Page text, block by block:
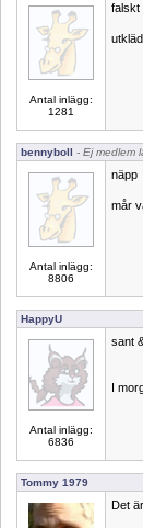
Antal inlägg:
1281
falskt
bennyboll - Ej medlem
Antal inlägg:
8806
näpp
mår
HappyU
Antal inlägg:
6836
sant
I
Tommy 1979
Det